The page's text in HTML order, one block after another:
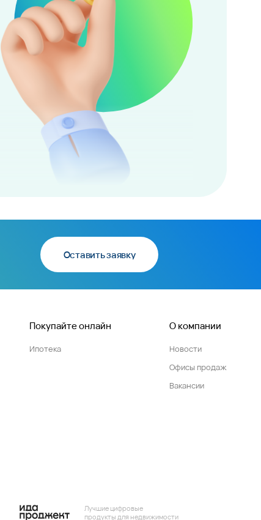
Оставить заявку
Покупайте онлайн
Ипотека
О компании
Новости
Офисы продаж
Вакансии
Лучшие цифровые
продукты для недвижимости